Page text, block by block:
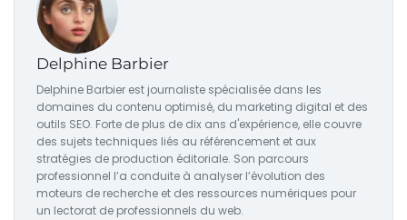
Delphine Barbier
Delphine Barbier est journaliste spécialisée dans les
domaines du contenu optimisé, du marketing digital et des
outils SEO. Forte de plus de dix ans d'expérience, elle couvre
des sujets techniques liés au référencement et aux
stratégies de production éditoriale. Son parcours
professionnel l’a conduite à analyser l’évolution des
moteurs de recherche et des ressources numériques pour
un lectorat de professionnels du web.